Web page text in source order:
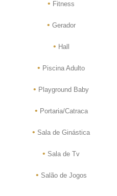
• Fitness
• Gerador
• Hall
• Piscina Adulto
• Playground Baby
• Portaria/Catraca
• Sala de Ginástica
• Sala de Tv
• Salão de Jogos